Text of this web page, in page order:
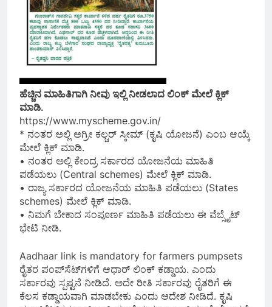
ಹೆಚ್ಚಿನ ಮಾಹಿತಿಗಾಗಿ ನೀವು ಇಲ್ಲಿ ನೀಡಲಾದ ಲಿಂಕ್ ಮೇಲೆ ಕ್ಲಿಕ್
ಮಾಡಿ.
https://www.myscheme.gov.in/
* ನಂತರ ಅಲ್ಲಿ ಅಗ್ರೀ ಕಲ್ಚರ್ ಸ್ಕೀಮ್ (ಕೃಷಿ ಯೋಜನೆ) ಎಂಬ ಆಯ್ಕೆ
ಮೇಲೆ ಕ್ಲಿಕ್ ಮಾಡಿ.
• ನಂತರ ಅಲ್ಲಿ ಕೇಂದ್ರ ಸರ್ಕಾರದ ಯೋಜನೆಯ ಮಾಹಿತಿ
ಪಡೆಯಲು (Central schemes) ಮೇಲೆ ಕ್ಲಿಕ್ ಮಾಡಿ.
• ರಾಜ್ಯ ಸರ್ಕಾರದ ಯೋಜನೆಯ ಮಾಹಿತಿ ಪಡೆಯಲು (States
schemes) ಮೇಲೆ ಕ್ಲಿಕ್ ಮಾಡಿ.
• ನಿಮಗೆ ಬೇಕಾದ ಸಂಪೂರ್ಣ ಮಾಹಿತಿ ಪಡೆಯಲು ಈ ವೆಬ್ಸೈಟ್
ಭೇಟಿ ನೀಡಿ.
Aadhaar link is mandatory for farmers pumpsets
ರೈತರ ಪಂಪ್‌ಸೆಟ್‌ಗಳಿಗೆ ಆಧಾ‌ರ್ ಲಿಂಕ್ ಕಡ್ಡಾಯ. ಎಂದು
ಸರ್ಕಾರವು ಸ್ಪಷ್ಟನೆ ನೀಡಿದೆ. ಅದೇ ರೀತಿ ಸರ್ಕಾರವು ರೈತರಿಗೆ ಈ
ಕೆಲಸ ಕಡ್ಡಾಯವಾಗಿ ಮಾಡಬೇಕು ಎಂದು ಆದೇಶ ನೀಡಿದೆ. ಕೃಷಿ